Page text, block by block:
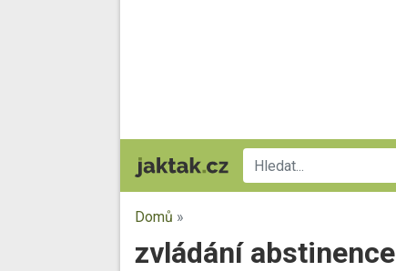
Domů »
zvládání abstinence